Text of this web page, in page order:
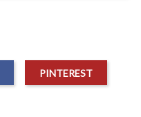
PINTEREST